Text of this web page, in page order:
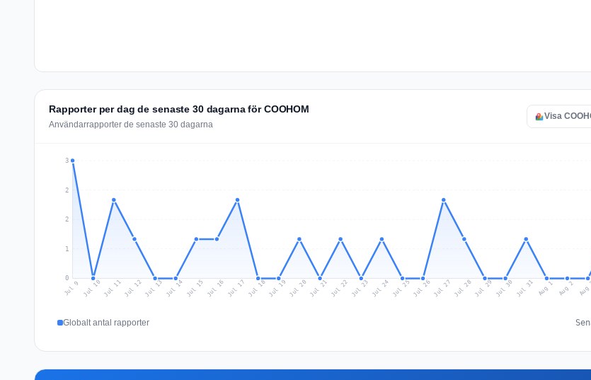
Rapporter per dag de senaste 30 dagarna för COOHOM
Användarrapporter de senaste 30 dagarna
Visa
0
1
2
2
3
Jul 9 Jul 10 Jul 11Jul 12Jul 13 Jul 14 Jul 15 Jul 16 Jul 17 Jul 18Jul 19 Jul 20 Jul 21 Jul 22 Jul 23 Jul 24 Jul 25 Jul 26Jul 27 Jul 28Jul 29 Jul 30 Jul 31 Aug 1 Aug 2
Globalt antal rapporter